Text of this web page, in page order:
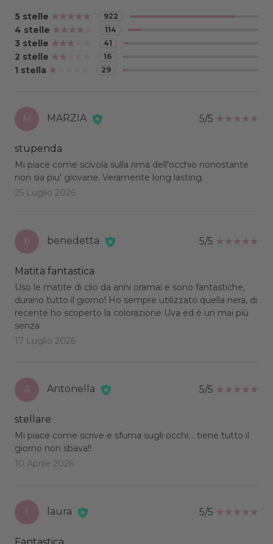
5 stelle 922
4 stelle 114
3 stelle 41
2 stelle 16
1 stella 29
M MARZIA 5/5
stupenda
Mi piace come scivola sulla rima dell'occhio nonostante
non sia piu' giovane. Veramente long lasting.
25 Luglio 2026
b benedetta 5/5
Matita fantastica
Uso le matite di clio da anni oramai e sono fantastiche,
durano tutto il giorno! Ho sempre utilizzato quella nera, di
recente ho scoperto la colorazione Uva ed è un mai più
senza
17 Luglio 2026
A Antonella 5/5
stellare
Mi piace come scrive e sfuma sugli occhi. . tiene tutto il
giorno non sbava!!
10 Aprile 2026
laura 5/5